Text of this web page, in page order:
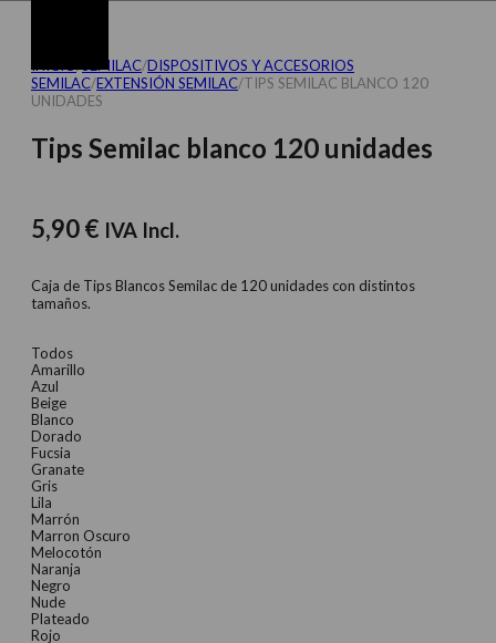
SEMILAC/DISPOSITIVOS Y ACCESORIOS
SEMILAC/EXTENSIÓN SEMILAC/TIPS SEMILAC BLANCO 120
UNIDADES
Tips Semilac blanco 120 unidades
5,90€ IVA Incl.
Caja de Tips Blancos Semilac de 120 unidades con distintos
tamaños.
Todos
Amarillo
Azul
Beige
Blanco
Dorado
Fucsia
Granate
Gris
Lila
Marrón
Marron Oscuro
Melocotón
Naranja
Negro
Nude
Plateado
Rojo